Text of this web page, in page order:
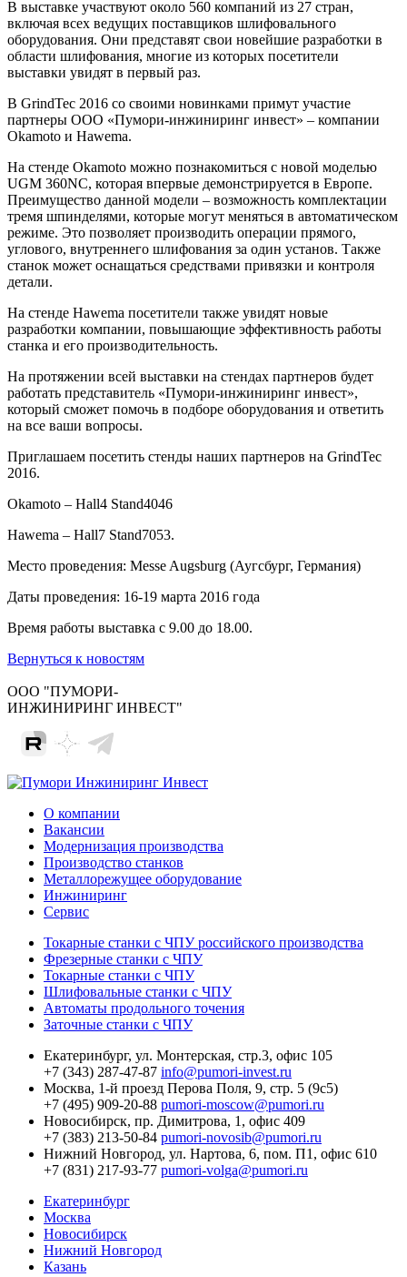
В выставке участвуют около 560 компаний из 27 стран,
включая всех ведущих поставщиков шлифовального
оборудования. Они представят свои новейшие разработки в
области шлифования, многие из которых посетители
выставки увидят в первый раз.
В GrindTec 2016 со своими новинками примут участие
партнеры ООО «Пумори-инжиниринг инвест» – компании
Okamoto и Hawema.
На стенде Okamoto можно познакомиться с новой моделью
UGM 360NC, которая впервые демонстрируется в Европе.
Преимущество данной модели – возможность комплектации
тремя шпинделями, которые могут меняться в автоматическом
режиме. Это позволяет производить операции прямого,
углового, внутреннего шлифования за один установ. Также
станок может оснащаться средствами привязки и контроля
детали.
На стенде Hawema посетители также увидят новые
разработки компании, повышающие эффективность работы
станка и его производительность.
На протяжении всей выставки на стендах партнеров будет
работать представитель «Пумори-инжиниринг инвест»,
который сможет помочь в подборе оборудования и ответить
на все ваши вопросы.
Приглашаем посетить стенды наших партнеров на GrindTec
2016.
Okamoto – Hall4 Stand4046
Hawema – Hall7 Stand7053.
Место проведения: Messe Augsburg (Аугсбург, Германия)
Даты проведения: 16-19 марта 2016 года
Время работы выставка с 9.00 до 18.00.
Вернуться к новостям
ООО "ПУМОРИ-
ИНЖИНИРИНГ ИНВЕСТ"
О компании
Вакансии
Модернизация производства
Производство станков
Металлорежущее оборудование
Инжиниринг
Сервис
Токарные станки с ЧПУ российского производства
Фрезерные станки с ЧПУ
Токарные станки с ЧПУ
Шлифовальные станки с ЧПУ
Автоматы продольного точения
Заточные станки с ЧПУ
Екатеринбург, ул. Монтерская, стр.3, офис 105
+7 (343) 287-47-87 info@pumori-invest.ru
Москва, 1-й проезд Перова Поля, 9, стр. 5 (9с5)
+7 (495) 909-20-88 pumori-moscow@pumori.ru
Новосибирск, пр. Димитрова, 1, офис 409
+7 (383) 213-50-84 pumori-novosib@pumori.ru
Нижний Новгород, ул. Нартова, 6, пом. П1, офис 610
+7 (831) 217-93-77 pumori-volga@pumori.ru
Екатеринбург
Москва
Новосибирск
Нижний Новгород
Казань